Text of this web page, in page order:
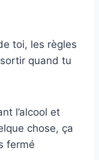
toi, les règles
quand tu
l’alcool et
chose, ça
fermé